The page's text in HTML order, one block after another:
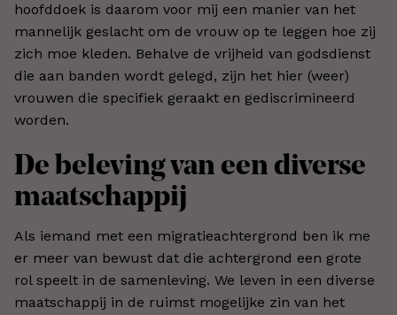
hoofddoek is daarom voor mij een manier van het
mannelijk geslacht om de vrouw op te leggen hoe zij
zich moe kleden. Behalve de vrijheid van godsdienst
die aan banden wordt gelegd, zijn het hier (weer)
vrouwen die specifiek geraakt en gediscrimineerd
worden.
De beleving van een diverse
maatschappij
Als iemand met een migratieachtergrond ben ik me
er meer van bewust dat die achtergrond een grote
rol speelt in de samenleving. We leven in een diverse
maatschappij in de ruimst mogelijke zin van het